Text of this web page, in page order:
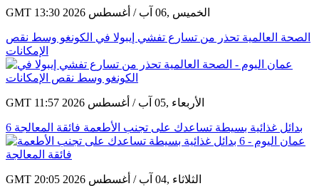
GMT 13:30 2026 الخميس ,06 آب / أغسطس
الصحة العالمية تحذر من تسارع تفشي إيبولا في الكونغو وسط نقص
الإمكانات
GMT 11:57 2026 الأربعاء ,05 آب / أغسطس
6 بدائل غذائية بسيطة تساعدك على تجنب الأطعمة فائقة المعالجة
GMT 20:05 2026 الثلاثاء ,04 آب / أغسطس